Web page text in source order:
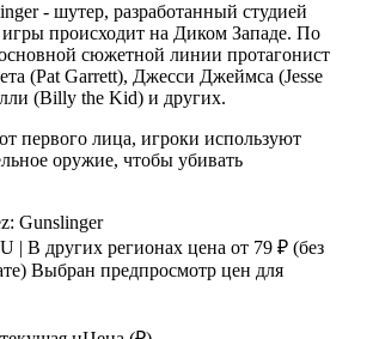
- шутер, разработанный студией
происходит на Диком Западе. По
сюжетной линии протагонист
(Pat Garrett), Джесси Джеймса (Jesse
(Billy the Kid) и других.
первого лица, игроки используют
оружие, чтобы убивать
Gunslinger
| В других регионах цена от 79 ₽ (без
Выбран предпросмотр цен для